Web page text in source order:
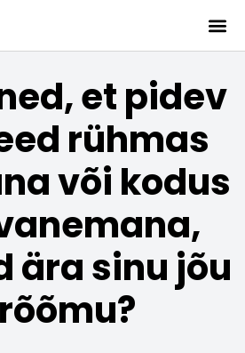
et pidev
rühmas
või kodus
ära sinu jõu